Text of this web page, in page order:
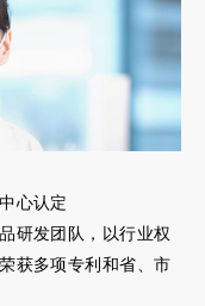
心认定
研发团队，以行业权
获多项专利和省、市